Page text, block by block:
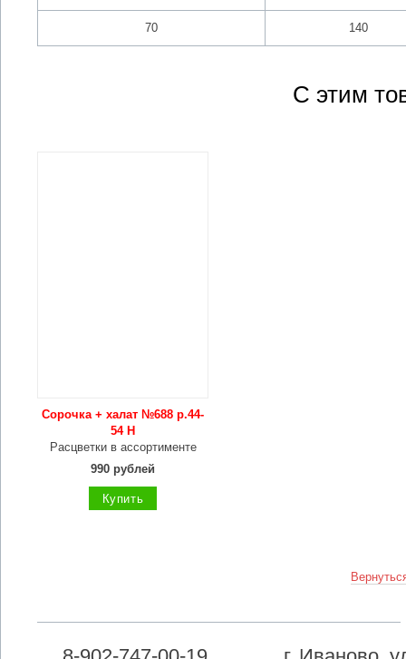
70 140
С этим
Сорочка + халат №688 р.44-
54 Н
Расцветки в ассортименте
990 рублей
Купить